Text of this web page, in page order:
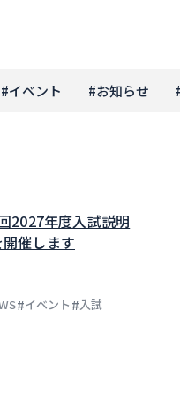
#イベント #お知らせ
2027年度入試説明
開催します
#イベント #入試